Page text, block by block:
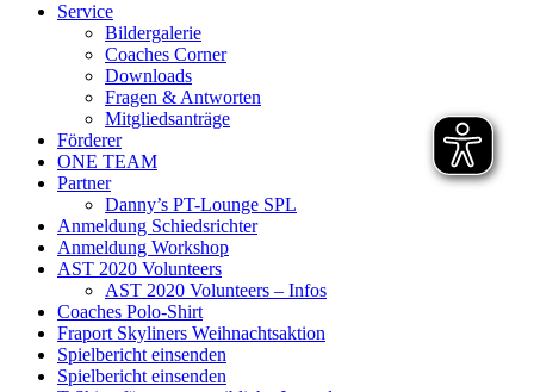
Service
Bildergalerie
Coaches Corner
Downloads
Fragen & Antworten
Mitgliedsanträge
Förderer
ONE TEAM
Partner
Danny’s PT-Lounge SPL
Anmeldung Schiedsrichter
Anmeldung Workshop
AST 2020 Volunteers
AST 2020 Volunteers – Infos
Coaches Polo-Shirt
Fraport Skyliners Weihnachtsaktion
Spielbericht einsenden
Spielbericht einsenden